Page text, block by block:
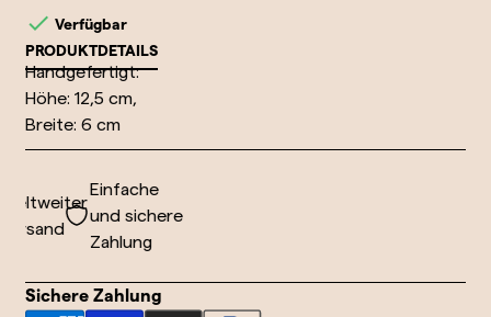
 Verfügbar
PRODUKTDETAILS
Handgefertigt:
Höhe: 12,5 cm,
Breite: 6 cm
Einfache
und sichere
Zahlung
Sichere Zahlung